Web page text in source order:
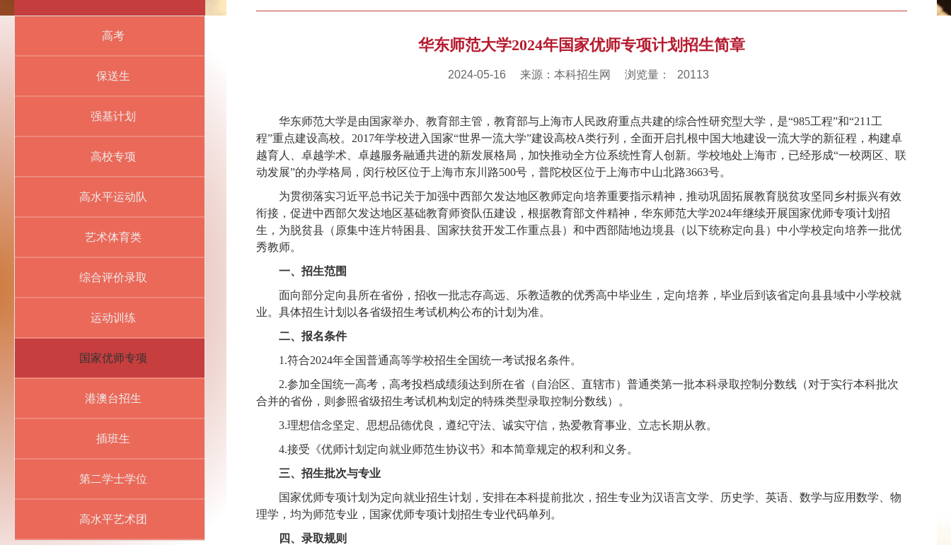
高考
保送生
强基计划
高校专项
高水平运动队
艺术体育类
综合评价录取
运动训练
国家优师专项
港澳台招生
插班生
第二学士学位
高水平艺术团
华东师范大学2024年国家优师专项计划招生简章
2024-05-16 来源：本科招生网 浏览量： 20113
华东师范大学是由国家举办、教育部主管，教育部与上海市人民政府重点共建的综合性研究型大学，是“985工程”和“211工
程”重点建设高校。2017年学校进入国家“世界一流大学”建设高校A类行列，全面开启扎根中国大地建设一流大学的新征程，构建卓
越育人、卓越学术、卓越服务融通共进的新发展格局，加快推动全方位系统性育人创新。学校地处上海市，已经形成“一校两区、联
动发展”的办学格局，闵行校区位于上海市东川路500号，普陀校区位于上海市中山北路3663号。
为贯彻落实习近平总书记关于加强中西部欠发达地区教师定向培养重要指示精神，推动巩固拓展教育脱贫攻坚同乡村振兴有效
衔接，促进中西部欠发达地区基础教育师资队伍建设，根据教育部文件精神，华东师范大学2024年继续开展国家优师专项计划招
生，为脱贫县（原集中连片特困县、国家扶贫开发工作重点县）和中西部陆地边境县（以下统称定向县）中小学校定向培养一批优
秀教师。
一、招生范围
面向部分定向县所在省份，招收一批志存高远、乐教适教的优秀高中毕业生，定向培养，毕业后到该省定向县县域中小学校就
业。 具体招生计划以各省级招生考试机构公布的计划为准。
二、报名条件
1.符合2024年全国普通高等学校招生全国统一考试报名条件。
2.参加全国统一高考，高考投档成绩须达到 所在省（自治区、直辖市）普通类第一批本科录取控制分数线（对于实行本科批次
合并的省份，则参照省级招生考试机构划定的特殊类型录取控制分数线）。
3.理想信念坚定、思想品德优良，遵纪守法、诚实守信，热爱教育事业、立志长期从教。
4.接受《优师计划定向就业师范生协议书》和本简章规定的权利和义务。
三、招生批次与专业
国家优师专项计划为定向就业招生计划，安排在本科提前批次，招生专业为汉语言文学、历史学、英语、数学与应用数学、物
理学，均为师范专业，国家优师专项计划招生专业代码单列。
四、录取规则